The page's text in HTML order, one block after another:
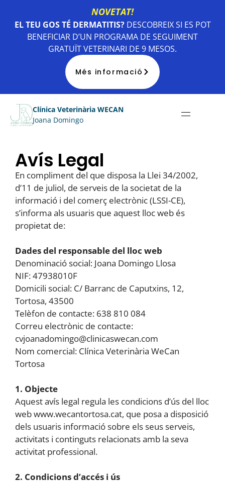
NOVETAT!
EL TEU GOS TÉ DERMATITIS?DESCOBREIX SI ES POT
BENEFICIAR D’UN PROGRAMA DE SEGUIMENT
GRATUÏT VETERINARI DE 9 MESOS.
Més informació
Clínica Veterinària WECAN
Joana Domingo
Avís Legal
En compliment del que disposa la Llei 34/2002,
d’11 de juliol, de serveis de la societat de la
informació i del comerç electrònic (LSSI-CE),
s’informa als usuaris que aquest lloc web és
propietat de:
Dades del responsable del lloc web
Denominació social: Joana Domingo Llosa
NIF: 47938010F
Domicili social: C/ Barranc de Caputxins, 12,
Tortosa, 43500
Telèfon de contacte: 638 810 084
Correu electrònic de contacte:
cvjoanadomingo@clinicaswecan.com
Nom comercial: Clínica Veterinària WeCan
Tortosa
1. Objecte
Aquest avís legal regula les condicions d’ús del lloc
web www.wecantortosa.cat, que posa a disposició
dels usuaris informació sobre els seus serveis,
activitats i continguts relacionats amb la seva
activitat professional.
2. Condicions d’accés i ús